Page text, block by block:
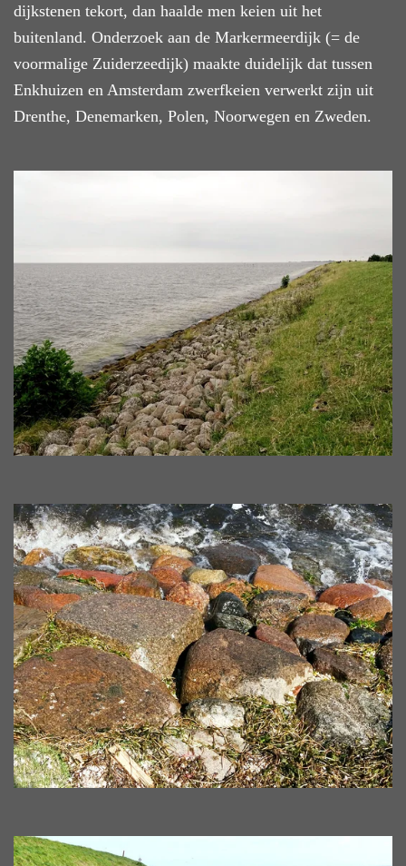
dijkstenen tekort, dan haalde men keien uit het
buitenland. Onderzoek aan de Markermeerdijk (= de
voormalige Zuiderzeedijk) maakte duidelijk dat tussen
Enkhuizen en Amsterdam zwerfkeien verwerkt zijn uit
Drenthe, Denemarken, Polen, Noorwegen en Zweden.